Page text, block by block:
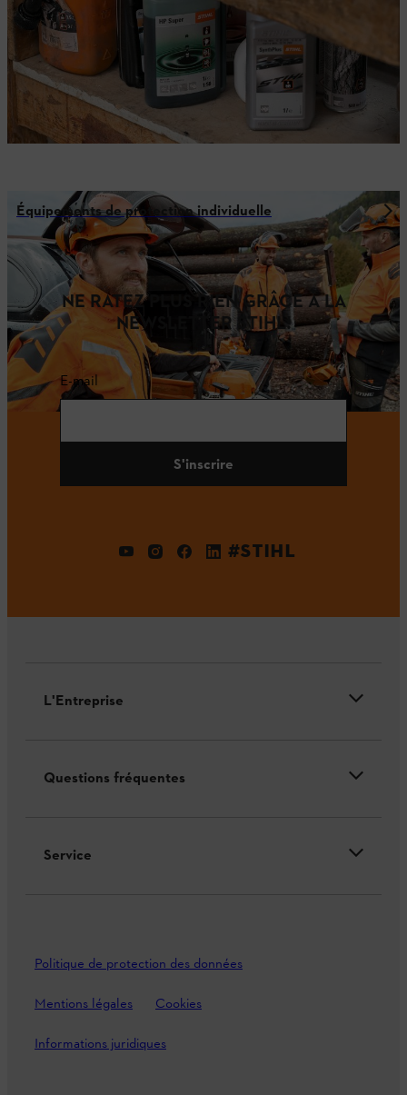
Équipements de protection individuelle
NE RATEZ PLUS RIEN GRÂCE À LA
NEWSLETTER STIHL!
E-mail
S'inscrire
#STIHL
L'Entreprise
Questions fréquentes
Service
Politique de protection des données
Mentions légales Cookies
Informations juridiques